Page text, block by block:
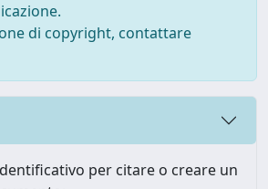
di copyright, contattare
per citare o creare un